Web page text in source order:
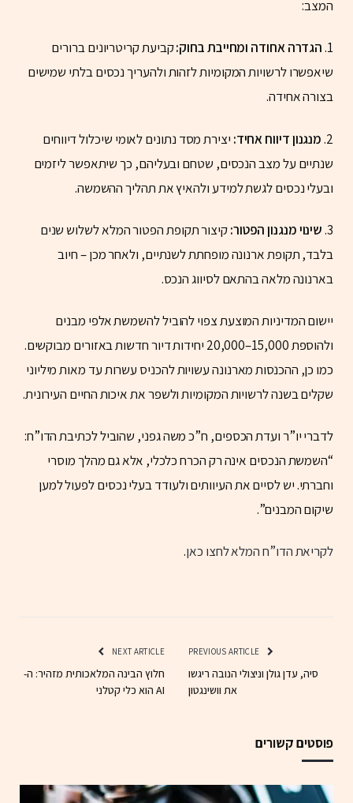
המצב:
1. הגדרה אחודה ומחייבת בחוק:קביעת קריטריונים ברורים
שיאפשרו לרשויות המקומיות לזהות ולהעריך נכסים בלתי שמישים
בצורה אחידה.
2. מנגנון דיווח אחיד: יצירת מסד נתונים לאומי שיכלול דיווחים
שנתיים על מצב הנכסים, שטחם ובעליהם, כך שיתאפשר ליזמים
ובעלי נכסים לגשת למידע ולהאיץ את תהליך ההשמשה.
3. שינוי מנגנון הפטור:קיצור תקופת הפטור המלא לשלוש שנים
בלבד, תקופת ארנונה מופחתת לשנתיים, ולאחר מכן – חיוב
בארנונה מלאה בהתאם לסיווג הנכס.
יישום המדיניות המוצעת צפוי להוביל להשמשת אלפי מבנים
ולהוספת 15,000–20,000 יחידות דיור חדשות באזורים מבוקשים.
כמו כן, ההכנסות מארנונה עשויות להכניס עשרות עד מאות מיליוני
שקלים בשנה לרשויות המקומיות ולשפר את איכות החיים העירונית.
לדברי יו”ר ועדת הכספים, ח”כ משה גפני, שהוביל לכתיבת הדו”ח:
“השמשת הנכסים אינה רק הכרח כלכלי, אלא גם מהלך מוסרי
וחברתי. יש לסיים את העיוותים ולעודד בעלי נכסים לפעול למען
שיקום המבנים”.
לקריאת הדו”ח המלא לחצו כאן.
סיה, עדן גולן וניצולי הנובה ריגשו
את וושינגטון
NEXT ARTICLE
חלוץ הבינה המלאכותית מזהיר: ה-
AI הוא כלי קטלני
פוסטים קשורים